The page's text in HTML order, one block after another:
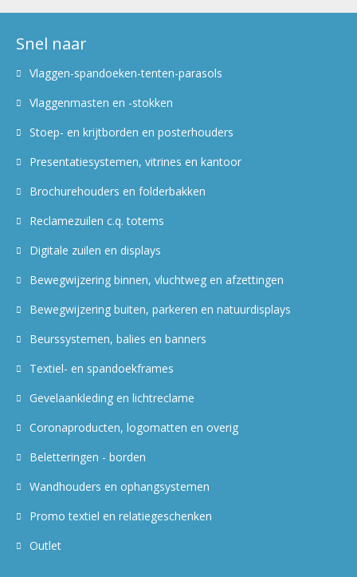
Snel naar
Vlaggen-spandoeken-tenten-parasols
Vlaggenmasten en -stokken
Stoep- en krijtborden en posterhouders
Presentatiesystemen, vitrines en kantoor
Brochurehouders en folderbakken
Reclamezuilen c.q. totems
Digitale zuilen en displays
Bewegwijzering binnen, vluchtweg en afzettingen
Bewegwijzering buiten, parkeren en natuurdisplays
Beurssystemen, balies en banners
Textiel- en spandoekframes
Gevelaankleding en lichtreclame
Coronaproducten, logomatten en overig
Beletteringen - borden
Wandhouders en ophangsystemen
Promo textiel en relatiegeschenken
Outlet